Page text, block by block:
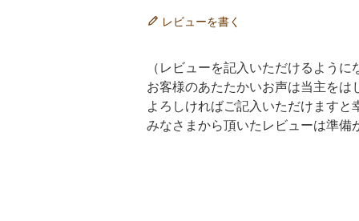
レビューを書く
（レビューを記入いただけるように
お客様のあたたかいお声は当主を
よろしければご記入いただけますと
みなさまから頂いたレビューは準備